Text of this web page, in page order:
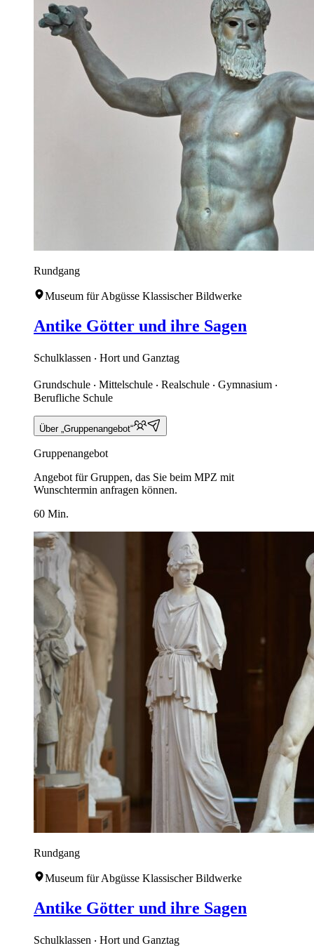
Rundgang
Museum für Abgüsse Klassischer Bildwerke
Antike Götter und ihre Sagen
Schulklassen ‧ Hort und Ganztag
Grundschule ‧ Mittelschule ‧ Realschule ‧ Gymnasium ‧
Berufliche Schule
Über „Gruppenangebot“
Gruppenangebot
Angebot für Gruppen, das Sie beim MPZ mit
Wunschtermin anfragen können.
60 Min.
Rundgang
Museum für Abgüsse Klassischer Bildwerke
Antike Götter und ihre Sagen
Schulklassen ‧ Hort und Ganztag